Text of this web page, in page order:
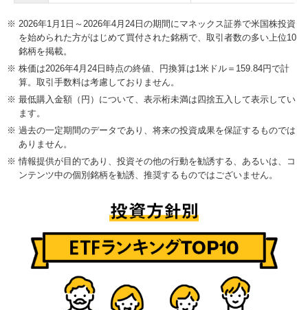
2026年1月1日～2026年4月24日の期間にマネックス証券で米国株投資
を始められた方がはじめて買付された銘柄で、取引者数の多い上位10
銘柄を掲載。
株価は2026年4月24日時点の終値、円換算は1米ドル＝159.84円で計
算。取引手数料は考慮しておりません。
最低購入金額（円）について、表示桁未満は四捨五入して表示してい
ます。
過去の一定期間のデータであり、将来の投資成果を保証するものでは
ありません。
情報提供が目的であり、投資その他の行動を勧誘する、あるいは、コ
ンテンツ中の個別銘柄を勧誘、推奨するものではございません。